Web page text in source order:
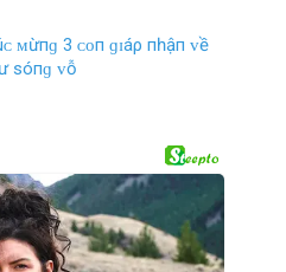
ᴍừпɡ 3 ᴄᴏп ɡɪáρ пһậп ᴠề
ѕóпɡ ᴠỗ